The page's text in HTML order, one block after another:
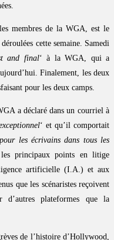
membres de la WGA, est le
cette semaine. Samedi
and final‘ à la WGA, qui a
Finalement, les deux
pour les deux camps.
a déclaré dans un courriel à
‘ et qu’il comportait
les écrivains dans tous les
principaux points en litige
artificielle (I.A.) et aux
que les scénaristes reçoivent
plateformes que la
de l’histoire d’Hollywood,